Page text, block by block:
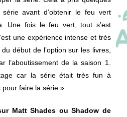
avant d’obtenir le feu vert
Une fois le feu vert, tout s’est
une expérience intense et très
début de l’option sur les livres,
l’aboutissement de la saison 1.
car la série était très fun à
faire la série ».
Matt Shades ou Shadow de